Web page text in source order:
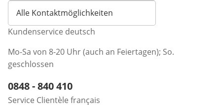
Alle Kontaktmöglichkeiten
Kundenservice deutsch
Mo-Sa von 8-20 Uhr (auch an Feiertagen); So.
geschlossen
Telefonnummer:
0848 - 840 410
Service Clientèle français